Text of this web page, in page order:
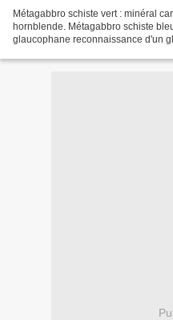
Métagabbro schiste vert : minéral
hornblende. Métagabbro schiste
glaucophane reconnaissance d'un